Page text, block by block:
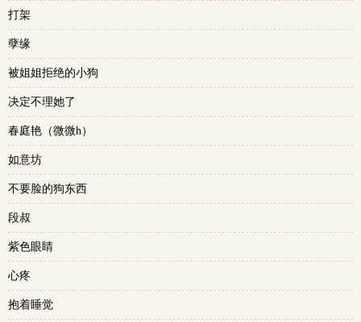
打架
孽缘
被姐姐拒绝的小狗
决定不理她了
春庭艳（微微h）
如意坊
不要脸的狗东西
段叔
紫色眼睛
心疼
抱着睡觉